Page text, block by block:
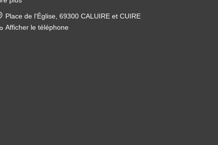
Place de l'Église, 69300 CALUIRE et CUIRE
Afficher le téléphone